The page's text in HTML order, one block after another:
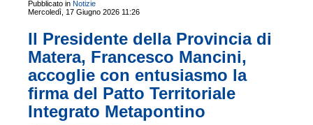
Pubblicato in Notizie
Mercoledì, 17 Giugno 2026 11:26
Il Presidente della Provincia di
Matera, Francesco Mancini,
accoglie con entusiasmo la
firma del Patto Territoriale
Integrato Metapontino